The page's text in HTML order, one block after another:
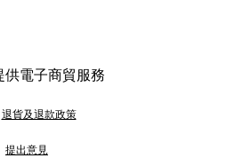
供電子商貿服務
退貨及退款政策
提出意見